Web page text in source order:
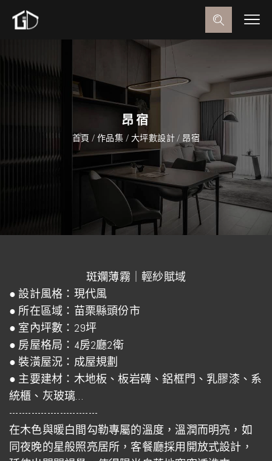
昂宿
首頁/ 作品集 / 大坪數設計/ 昂宿
斑斕薄霧｜輕紗賦域
● 設計風格：現代風
● 所在區域：苗栗縣頭份市
● 室內坪數：29坪
● 房屋格局：4房2廳2衛
● 裝潢屋況：成屋規劃
● 主要建材：木地板、板岩磚、鋁框門、乳膠漆、系
統櫃、灰玻璃…
----------------------------
在木色與暖白間勾勒專屬的溫度，溫潤而明亮，如
同夜晚的星般照亮居所，客餐廳採用開放式設計，